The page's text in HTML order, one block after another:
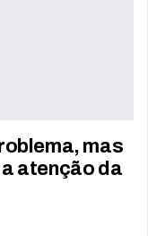
mas
atenção da